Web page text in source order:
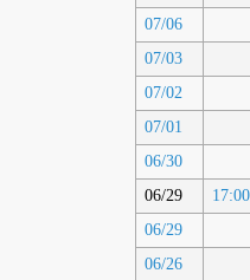
07/06
07/03
07/02
07/01
06/30
06/29
06/29
06/26